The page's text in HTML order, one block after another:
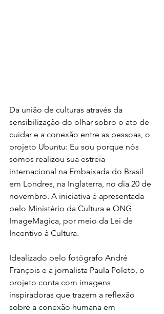
Da união de culturas através da
sensibilização do olhar sobro o ato de
cuidar e a conexão entre as pessoas, o
projeto Ubuntu: Eu sou porque nós
somos realizou sua estreia
internacional na Embaixada do Brasil
em Londres, na Inglaterra, no dia 20 de
novembro. A iniciativa é apresentada
pelo Ministério da Cultura e ONG
ImageMagica, por meio da Lei de
Incentivo à Cultura.
Idealizado pelo fotógrafo André
François e a jornalista Paula Poleto, o
projeto conta com imagens
inspiradoras que trazem a reflexão
sobre a conexão humana em